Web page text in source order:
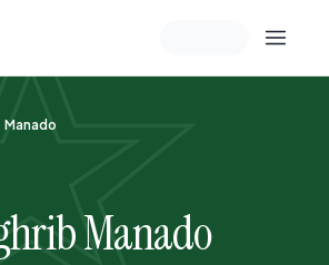
Memeriksa sesi akun
Manado
Manado